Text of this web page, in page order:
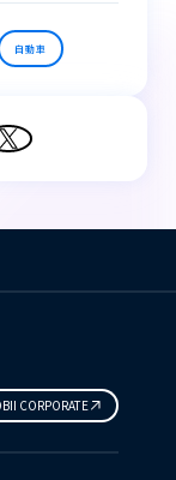
自動車
CORPORATE